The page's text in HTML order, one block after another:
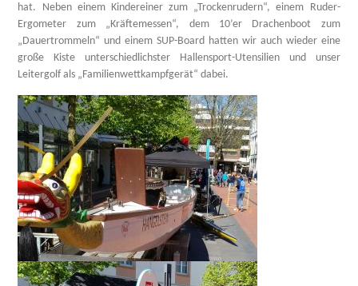
hat. Neben einem Kindereiner zum „Trockenrudern“, einem Ruder-
Ergometer zum „Kräftemessen“, dem 10’er Drachenboot zum
„Dauertrommeln“ und einem SUP-Board hatten wir auch wieder eine
große Kiste unterschiedlichster Hallensport-Utensilien und unser
Leitergolf als „Familienwettkampfgerät“ dabei.